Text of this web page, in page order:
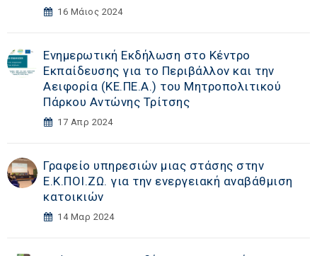
16 Μάιος 2024
Ενημερωτική Εκδήλωση στο Κέντρο
Εκπαίδευσης για το Περιβάλλον και την
Αειφορία (ΚΕ.ΠΕ.Α.) του Μητροπολιτικού
Πάρκου Αντώνης Τρίτσης
17 Απρ 2024
Γραφείο υπηρεσιών μιας στάσης στην
Ε.Κ.ΠΟΙ.ΖΩ. για την ενεργειακή αναβάθμιση
κατοικιών
14 Μαρ 2024